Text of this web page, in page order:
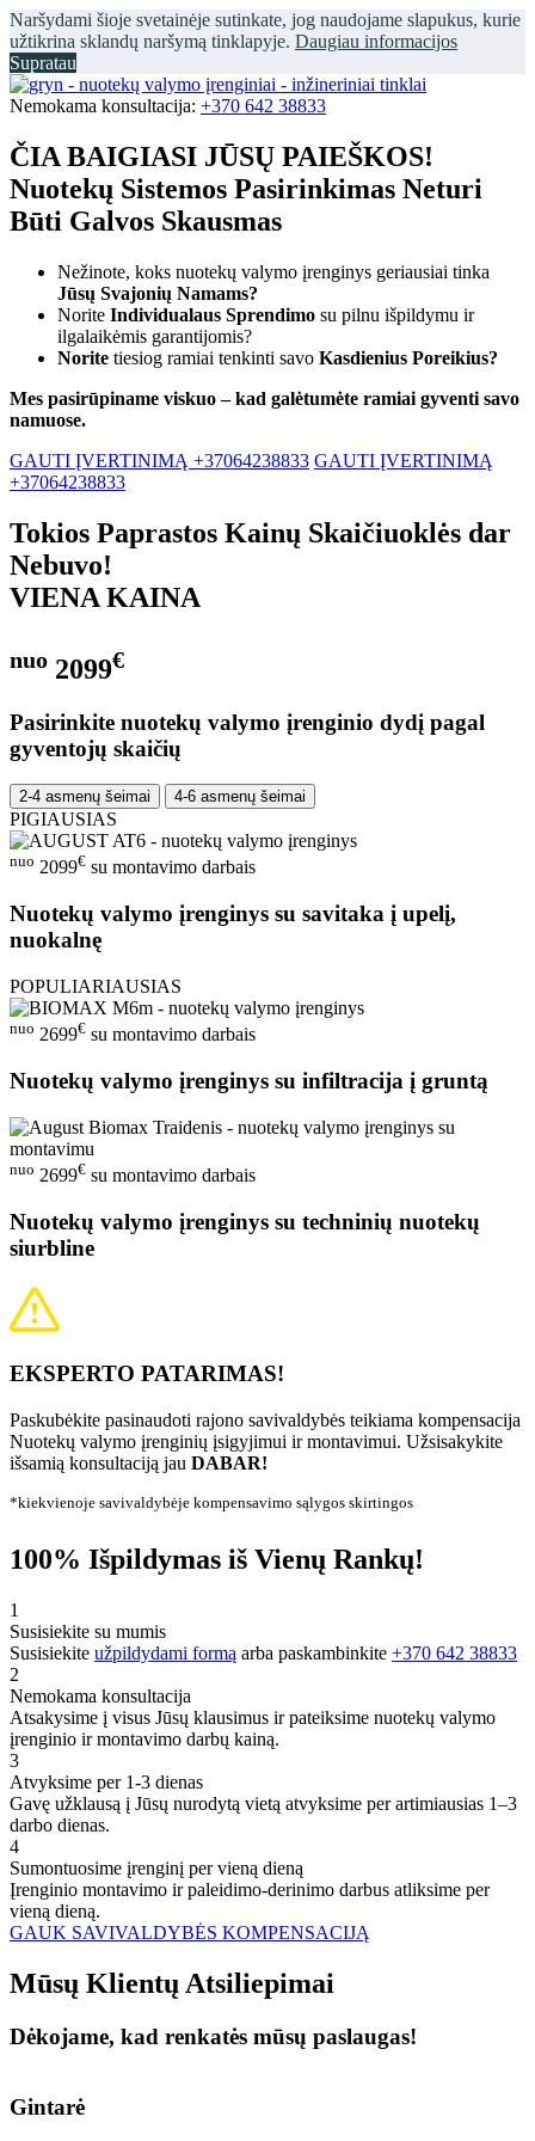
Naršydami šioje svetainėje sutinkate, jog naudojame slapukus, kurie
užtikrina sklandų naršymą tinklapyje. Daugiau informacijos
Supratau
Nemokama konsultacija: +370 642 38833
ČIA BAIGIASI JŪSŲ PAIEŠKOS!
Nuotekų Sistemos Pasirinkimas Neturi
Būti Galvos Skausmas
Nežinote, koks nuotekų valymo įrenginys geriausiai tinka
Jūsų Svajonių Namams?
Norite Individualaus Sprendimo su pilnu išpildymu ir
ilgalaikėmis garantijomis?
Norite tiesiog ramiai tenkinti savo Kasdienius Poreikius?
Mes pasirūpiname viskuo – kad galėtumėte ramiai gyventi savo
namuose.
GAUTI ĮVERTINIMĄ +37064238833 GAUTI ĮVERTINIMĄ
+37064238833
Tokios Paprastos Kainų Skaičiuoklės dar
Nebuvo!
VIENA KAINA
nuo 2099€
Pasirinkite nuotekų valymo įrenginio dydį pagal
gyventojų skaičių
2-4 asmenų šeimai 4-6 asmenų šeimai
PIGIAUSIAS
nuo 2099€ su montavimo darbais
Nuotekų valymo įrenginys su savitaka į upelį,
nuokalnę
POPULIARIAUSIAS
nuo 2699€ su montavimo darbais
Nuotekų valymo įrenginys su infiltracija į gruntą
nuo 2699€ su montavimo darbais
Nuotekų valymo įrenginys su techninių nuotekų
siurbline
EKSPERTO PATARIMAS!
Paskubėkite pasinaudoti rajono savivaldybės teikiama kompensacija
Nuotekų valymo įrenginių įsigyjimui ir montavimui. Užsisakykite
išsamią konsultaciją jau DABAR!
*kiekvienoje savivaldybėje kompensavimo sąlygos skirtingos
100% Išpildymas iš Vienų Rankų!
1
Susisiekite su mumis
Susisiekite užpildydami formą arba paskambinkite +370 642 38833
2
Nemokama konsultacija
Atsakysime į visus Jūsų klausimus ir pateiksime nuotekų valymo
įrenginio ir montavimo darbų kainą.
3
Atvyksime per 1-3 dienas
Gavę užklausą į Jūsų nurodytą vietą atvyksime per artimiausias 1–3
darbo dienas.
4
Sumontuosime įrenginį per vieną dieną
Įrenginio montavimo ir paleidimo-derinimo darbus atliksime per
vieną dieną.
GAUK SAVIVALDYBĖS KOMPENSACIJĄ
Mūsų Klientų Atsiliepimai
Dėkojame, kad renkatės mūsų paslaugas!
Gintarė